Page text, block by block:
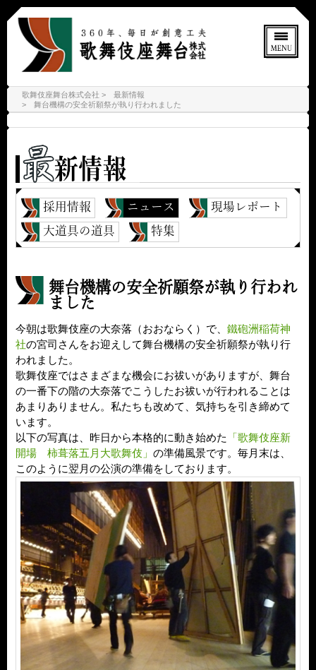
歌舞伎座舞台株式会社
最新情報
舞台機構の安全祈願祭が執り行われました
採用情報 ニュース
現場レポート
大道具の道具
特集
舞台機構の安全祈願祭が執り行われ
ました
今朝は歌舞伎座の大奈落（おおならく）で、 鐵砲洲稲荷神
社の宮司さんをお迎えして舞台機構の安全祈願祭が執り行
われました。
歌舞伎座ではさまざまな機会にお祓いがありますが、舞台
の一番下の階の大奈落でこうしたお祓いが行われることは
あまりありません。私たちも改めて、気持ちを引き締めて
います。
以下の写真は、昨日から本格的に動き始めた
「歌舞伎座新
開場 柿葺落五月大歌舞伎」 の準備風景です。毎月末は、
このように翌月の公演の準備をしております。